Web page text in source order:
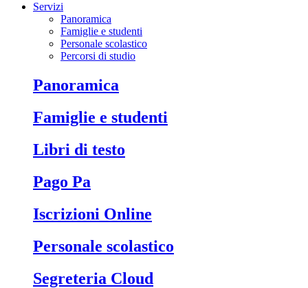
Servizi
Panoramica
Famiglie e studenti
Personale scolastico
Percorsi di studio
Panoramica
Famiglie e studenti
Libri di testo
Pago Pa
Iscrizioni Online
Personale scolastico
Segreteria Cloud